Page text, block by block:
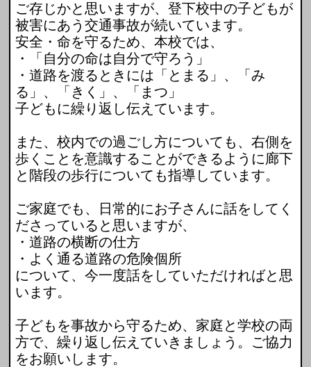
ご存じかと思いますが、登下校中の子どもが
被害にあう交通事故が続いています。
安全・命を守るため、本校では、
・「自分の命は自分で守ろう」
・道路を渡るときには「とまる」、「み
る」、「きく」、「まつ」
子どもに繰り返し伝えています。
また、校内での過ごし方についても、右側を
歩くことを意識することができるように廊下
と階段の歩行についても指導しています。
ご家庭でも、日常的にお子さんに話をしてく
ださっていると思いますが、
・道路の横断の仕方
・よく通る道路の危険個所
について、今一度話をしていただければと思
います。
子どもを事故から守るため、家庭と学校の両
方で、繰り返し伝えていきましょう。ご協力
をお願いします。